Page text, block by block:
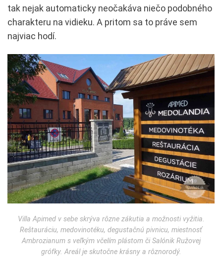
tak nejak automaticky neočakáva niečo podobného
charakteru na vidieku. A pritom sa to práve sem
najviac hodí.
Villa Apimed v sebe skrýva rôzne zákutia a možnosti vyžitia.
Reštauráciu, medovinotéku, degustačnú pivnicu, miestnosť
Ambrozianum s veľkým včelím plástom či Salónik Ružovej
grófky. Areál je skutočne krásny a rôznorodý.